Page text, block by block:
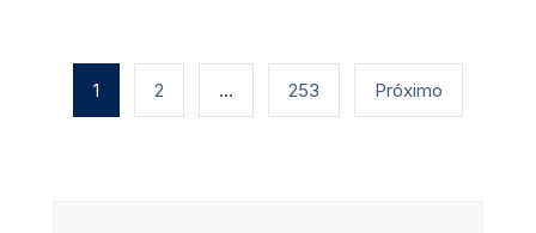
Paginação
1 2 … 253 Próximo